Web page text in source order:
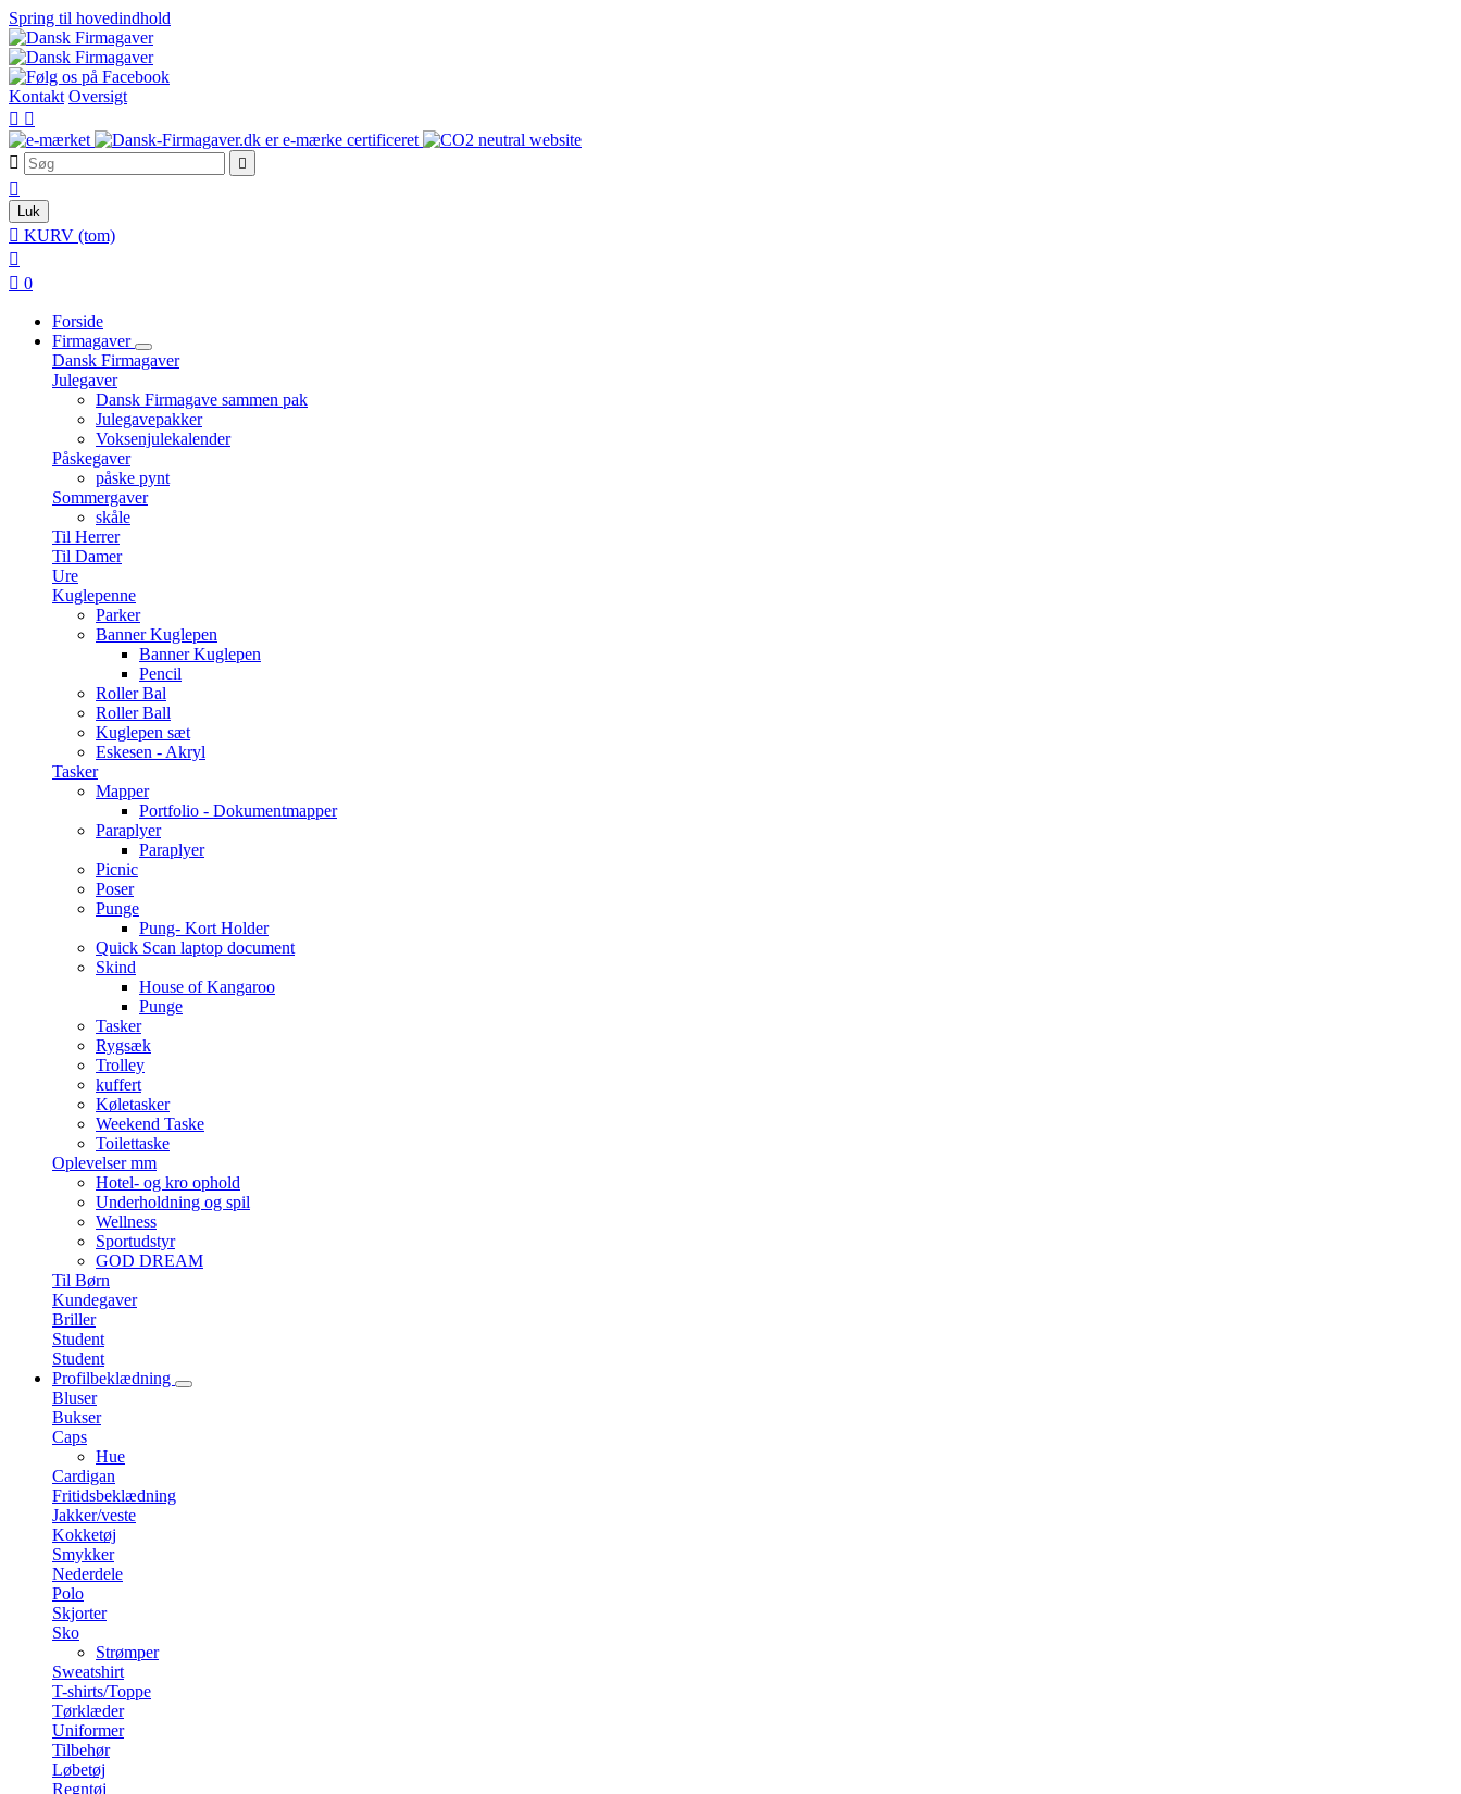
Spring til hovedindhold
Kontakt Oversigt
 
 

Luk
 KURV (tom)

 0
Forside
Firmagaver
Dansk Firmagaver
Julegaver
Dansk Firmagave sammen pak
Julegavepakker
Voksenjulekalender
Påskegaver
påske pynt
Sommergaver
skåle
Til Herrer
Til Damer
Ure
Kuglepenne
Parker
Banner Kuglepen
Banner Kuglepen
Pencil
Roller Bal
Roller Ball
Kuglepen sæt
Eskesen - Akryl
Tasker
Mapper
Portfolio - Dokumentmapper
Paraplyer
Paraplyer
Picnic
Poser
Punge
Pung- Kort Holder
Quick Scan laptop document
Skind
House of Kangaroo
Punge
Tasker
Rygsæk
Trolley
kuffert
Køletasker
Weekend Taske
Toilettaske
Oplevelser mm
Hotel- og kro ophold
Underholdning og spil
Wellness
Sportudstyr
GOD DREAM
Til Børn
Kundegaver
Briller
Student
Student
Profilbeklædning
Bluser
Bukser
Caps
Hue
Cardigan
Fritidsbeklædning
Jakker/veste
Kokketøj
Smykker
Nederdele
Polo
Skjorter
Sko
Strømper
Sweatshirt
T-shirts/Toppe
Tørklæder
Uniformer
Tilbehør
Løbetøj
Regntøj